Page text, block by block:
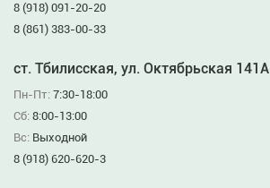
8 (918) 091-20-20
8 (861) 383-00-33
ст. Тбилисская, ул. Октябрьская 141А
Пн-Пт: 7:30-18:00
Сб: 8:00-13:00
Вс: Выходной
8 (918) 620-620-3